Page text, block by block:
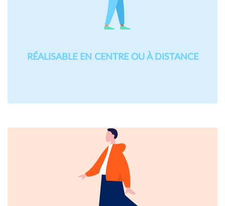
RÉALISABLE EN CENTRE OU À DISTANCE